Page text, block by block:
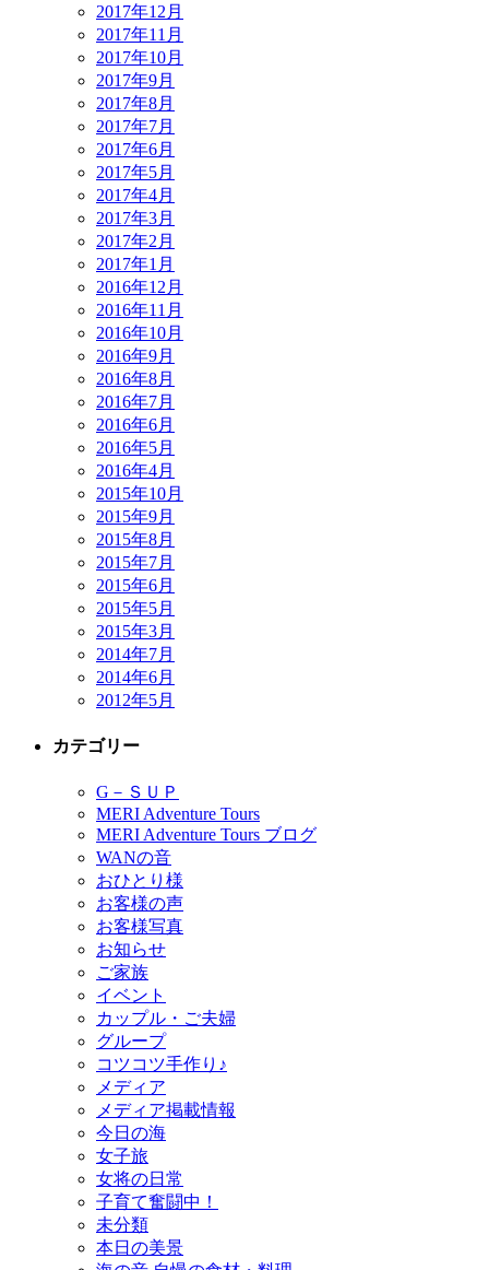
2017年12月
2017年11月
2017年10月
2017年9月
2017年8月
2017年7月
2017年6月
2017年5月
2017年4月
2017年3月
2017年2月
2017年1月
2016年12月
2016年11月
2016年10月
2016年9月
2016年8月
2016年7月
2016年6月
2016年5月
2016年4月
2015年10月
2015年9月
2015年8月
2015年7月
2015年6月
2015年5月
2015年3月
2014年7月
2014年6月
2012年5月
カテゴリー
G－ＳＵＰ
MERI Adventure Tours
MERI Adventure Tours ブログ
WANの音
おひとり様
お客様の声
お客様写真
お知らせ
ご家族
イベント
カップル・ご夫婦
グループ
コツコツ手作り♪
メディア
メディア掲載情報
今日の海
女子旅
女将の日常
子育て奮闘中！
未分類
本日の美景